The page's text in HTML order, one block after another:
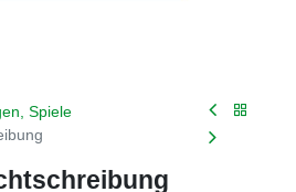
Spiele